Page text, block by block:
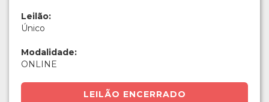
Leilão:
Único
Modalidade:
ONLINE
LEILÃO ENCERRADO